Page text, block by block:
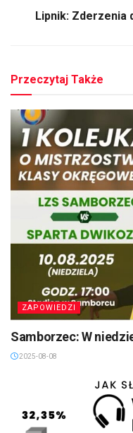
Lipnik: Zderzenia
Przeczytaj Także
ZAPOWIEDZI
Samborzec: W
2025-08-08